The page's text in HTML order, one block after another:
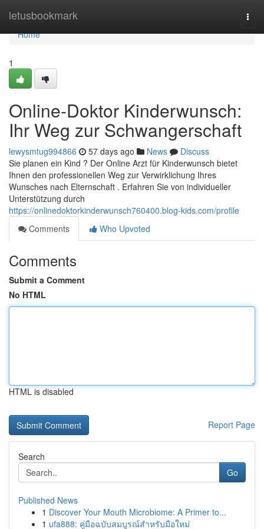
letusbookmark
Home
Home
1
Online-Doktor Kinderwunsch:
Ihr Weg zur Schwangerschaft
lewysmtug994866 57 days ago News
Discuss
Sie planen ein Kind ? Der Online Arzt für Kinderwunsch bietet
Ihnen den professionellen Weg zur Verwirklichung Ihres
Wunsches nach Elternschaft . Erfahren Sie von individueller
Unterstützung durch
https://onlinedoktorkinderwunsch760400.blog-kids.com/profile
Comments
Who Upvoted
Comments
Submit a Comment
No HTML
HTML is disabled
Report Page
Search
Go
Published News
1 Discover Your Mouth Microbiome: A Primer to...
1 ufa888: คู่มือฉบับสมบูรณ์สำหรับมือใหม่